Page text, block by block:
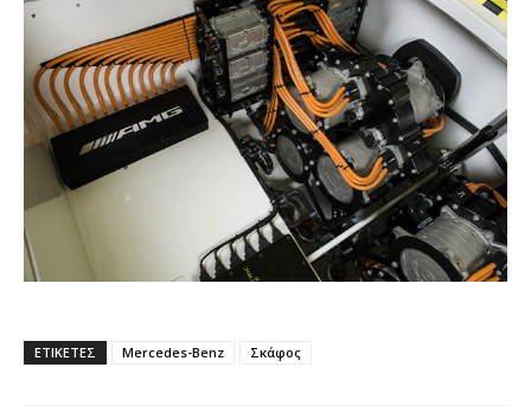
ΕΤΙΚΕΤΕΣ Mercedes-Benz Σκάφος